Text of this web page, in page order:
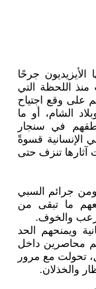
جرحًا
منذ اللحظة التي
على وقع اجتياح
الشام، أو ما
في سنجار
الإنسانية قسوةً
آثارها تنزف حتى
جرائم السبي
ما تبقى من
والخوف.
ويمنحهم الحد
محاصرين داخل
تحولت مع مرور
والخذلان.